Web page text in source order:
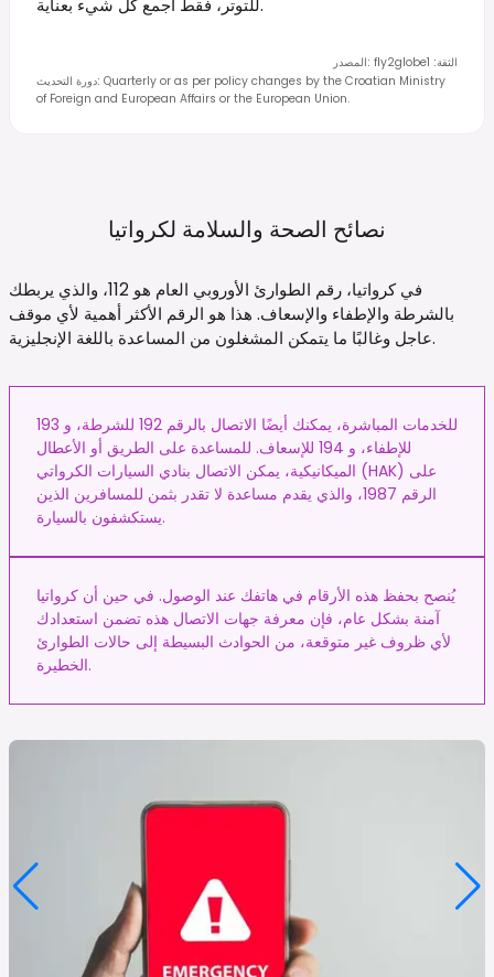
المصدر: fly2globe الثقة:
1
دورة التحديث: Quarterly or as per policy changes by the Croatian Ministry
of Foreign and European Affairs or the European Union.
نصائح الصحة والسلامة لكرواتيا
في كرواتيا، رقم الطوارئ الأوروبي العام هو 112، والذي يربطك
بالشرطة والإطفاء والإسعاف. هذا هو الرقم الأكثر أهمية لأي موقف
عاجل وغالبًا ما يتمكن المشغلون من المساعدة باللغة الإنجليزية.
للخدمات المباشرة، يمكنك أيضًا الاتصال بالرقم 192 للشرطة، و 193
للإطفاء، و 194 للإسعاف. للمساعدة على الطريق أو الأعطال
الميكانيكية، يمكن الاتصال بنادي السيارات الكرواتي (HAK) على
الرقم 1987، والذي يقدم مساعدة لا تقدر بثمن للمسافرين الذين
يستكشفون بالسيارة.
يُنصح بحفظ هذه الأرقام في هاتفك عند الوصول. في حين أن كرواتيا
آمنة بشكل عام، فإن معرفة جهات الاتصال هذه تضمن استعدادك
لأي ظروف غير متوقعة، من الحوادث البسيطة إلى حالات الطوارئ
الخطيرة.